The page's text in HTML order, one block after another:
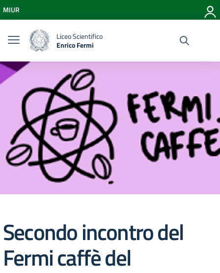
Vai al menu di navigazione
Vai al footer
MIUR
Liceo Scientifico
Enrico Fermi
Secondo incontro del
Fermi caffè del